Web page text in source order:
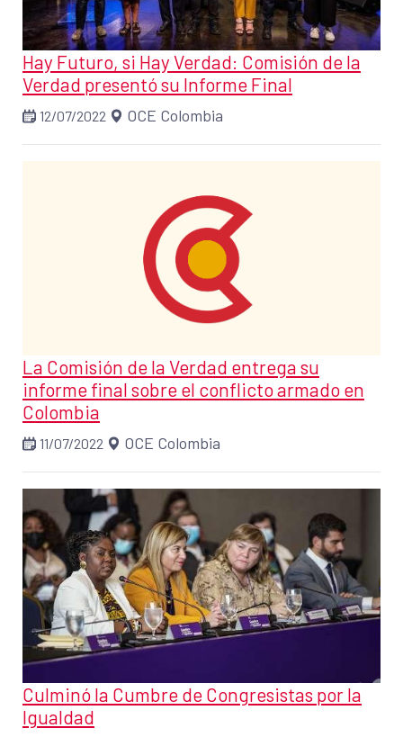
Hay Futuro, si Hay Verdad: Comisión de la
Verdad presentó su Informe Final
12/07/2022 OCE Colombia
La Comisión de la Verdad entrega su
informe final sobre el conflicto armado en
Colombia
11/07/2022 OCE Colombia
Culminó la Cumbre de Congresistas por la
Igualdad